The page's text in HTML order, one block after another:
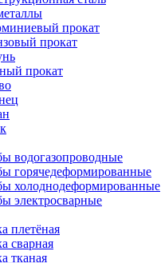
прокат
прокат
прокат
водогазопроводные
горячедеформированные
холоднодеформированные
электросварные
плетёная
сварная
тканая